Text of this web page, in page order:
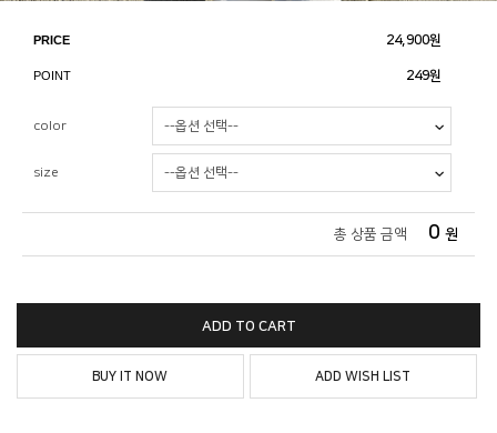
PRICE 24,900원
POINT 249원
color
size
총 상품 금액 0 원
ADD TO CART
BUY IT NOW ADD WISH LIST